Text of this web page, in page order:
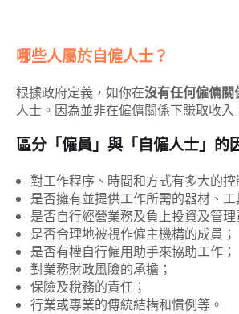
哪些人屬於自僱人士？
根據政府定義，如你在沒有任何僱傭關
人士。因為並非在僱傭關係下賺取收
區分「僱員」與「自僱人士」的
對工作程序、時間和方式有多大的控
是否擁有並提供工作所需的器材、工
是否自行經營業務及負上投資及管理
是否合理地被視作僱主機構的成員；
是否有權自行僱用助手來協助工作；
對業務財政風險的承擔；
保險及稅務的責任；
行業或專業的傳統結構和慣例等。